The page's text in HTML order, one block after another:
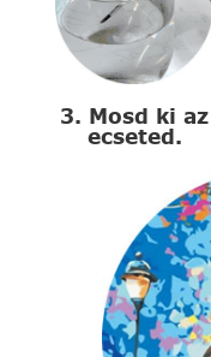
3. Mosd ki az
ecseted.